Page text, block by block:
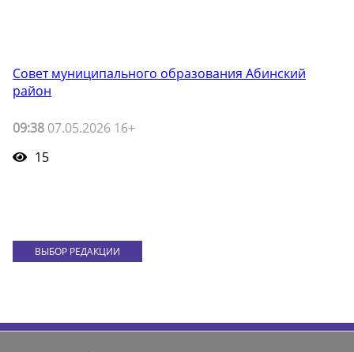
Совет муниципального образования Абинский
район
09:38 07.05.2026 16+
15
ВЫБОР РЕДАКЦИИ